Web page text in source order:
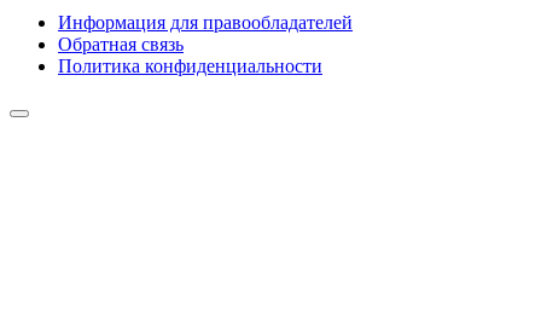
Информация для правообладателей
Обратная связь
Политика конфиденциальности